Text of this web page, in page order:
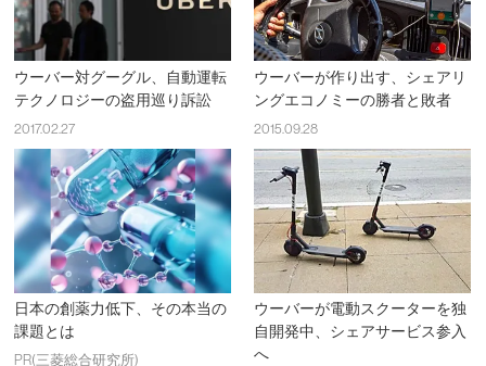
ウーバー対グーグル、自動運転
テクノロジーの盗用巡り訴訟
2017.02.27
ウーバーが作り出す、シェアリ
ングエコノミーの勝者と敗者
2015.09.28
日本の創薬力低下、その本当の
課題とは
PR(三菱総合研究所)
ウーバーが電動スクーターを独
自開発中、シェアサービス参入
へ